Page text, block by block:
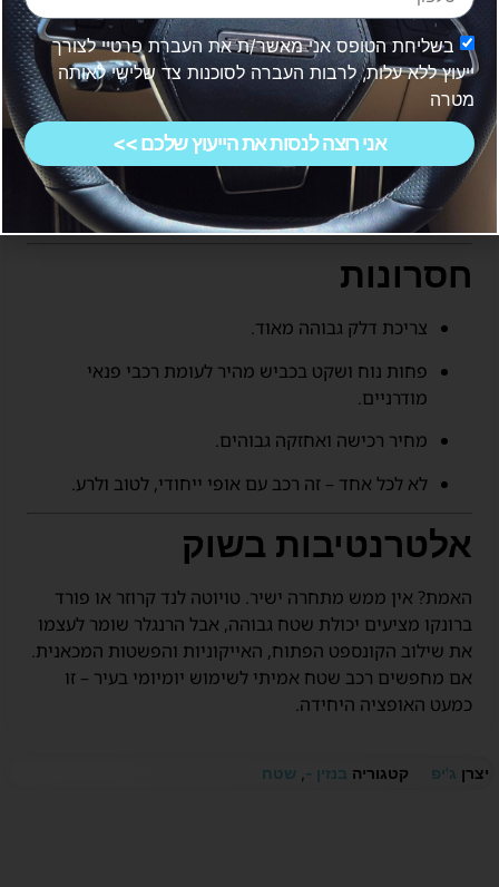
יתרונות
יכולת שטח מהטובות בעולם.
עיצוב אייקוני ונצחי.
תחושת חופש ייחודית בנסיעה עם גג ודלתות פתוחים.
שדרוג נוחות ואבזור בדור הנוכחי.
חסרונות
צריכת דלק גבוהה מאוד.
פחות נוח ושקט בכביש מהיר לעומת רכבי פנאי
מודרניים.
מחיר רכישה ואחזקה גבוהים.
לא לכל אחד – זה רכב עם אופי ייחודי, לטוב ולרע.
אלטרנטיבות בשוק
האמת? אין ממש מתחרה ישיר. טויוטה לנד קרוזר או פורד
ברונקו מציעים יכולת שטח גבוהה, אבל הרנגלר שומר לעצמו
את שילוב הקונספט הפתוח, האייקוניות והפשטות המכאנית.
אם מחפשים רכב שטח אמיתי לשימוש יומיומי בעיר – זו
כמעט האופציה היחידה.
יצרן ג'יפ קטגוריה בנזין - שטח
בשליחת הטופס אני מאשר/ת את העברת פרטיי לצורך
ייעוץ ללא עלות, לרבות העברה לסוכנות צד שלישי לאותה
מטרה
אני רוצה לנסות את הייעוץ שלכם >>